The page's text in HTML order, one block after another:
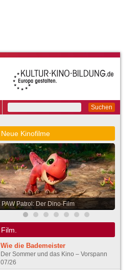
Suchen
Neue Kinofilme
PAW Patrol: Der Dino-Film
Film.
Wie die Bademeister
Der Sommer und das Kino – Vorspann
07/26